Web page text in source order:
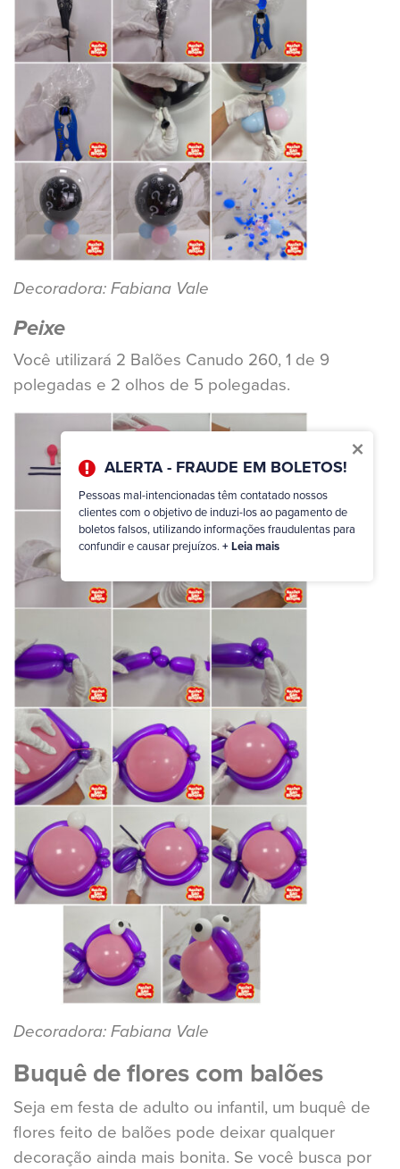
×
ALERTA - FRAUDE EM BOLETOS!
Pessoas mal-intencionadas têm contatado nossos
clientes com o objetivo de induzi-los ao pagamento de
boletos falsos, utilizando informações fraudulentas para
confundir e causar prejuízos. + Leia mais
Decoradora: Fabiana Vale
Peixe
Você utilizará 2 Balões Canudo 260, 1 de 9
polegadas e 2 olhos de 5 polegadas.
Decoradora: Fabiana Vale
Buquê de flores com balões
Seja em festa de adulto ou infantil, um buquê de
flores feito de balões pode deixar qualquer
decoração ainda mais bonita. Se você busca por